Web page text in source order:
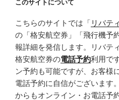
このサイトについて
こちらのサイトでは「 リバテ
の「格安航空券」「飛行機予
報詳細を発信します。リバテ
格安航空券の電話予約利用で
ン予約も可能ですが、お客様
電話予約に自信がございます
からもオンライン・お電話予